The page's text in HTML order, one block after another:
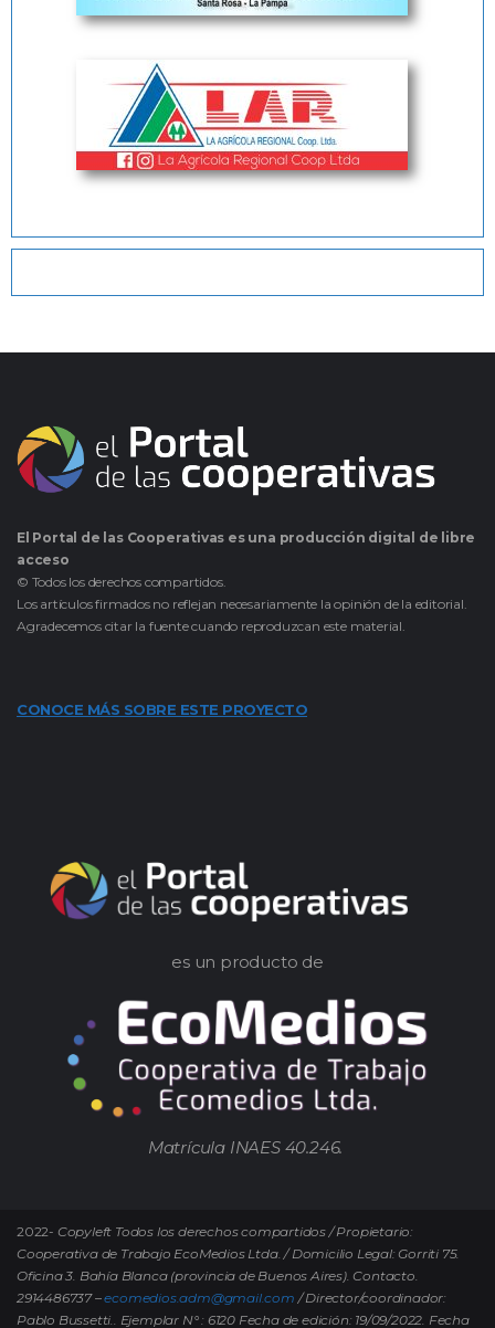
El Portal de las Cooperativas es una producción digital de libre
acceso
© Todos los derechos compartidos.
Los artículos firmados no reflejan necesariamente la opinión de la editorial.
Agradecemos citar la fuente cuando reproduzcan este material.
CONOCE MÁS SOBRE ESTE PROYECTO
es un producto de
Matrícula INAES 40.246.
2022- Copyleft Todos los derechos compartidos / Propietario:
Cooperativa de Trabajo EcoMedios Ltda. / Domicilio Legal: Gorriti 75.
Oficina 3. Bahía Blanca (provincia de Buenos Aires). Contacto.
2914486737 –ecomedios.adm@gmail.com / Director/coordinador:
Pablo Bussetti.. Ejemplar N° : 6120 Fecha de edición: 19/09/2022. Fecha